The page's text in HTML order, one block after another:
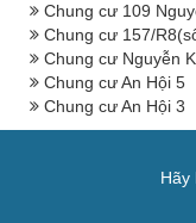
Chung cư 109
Chung cư 157/
Chung cư Nguyễn
Chung cư An Hội 5
Chung cư An Hội 3
Hãy